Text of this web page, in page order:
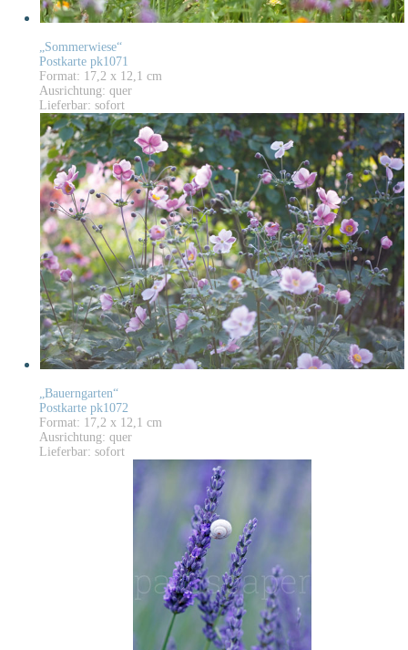
„Sommerwiese“
Postkarte pk1071
Format: 17,2 x 12,1 cm
Ausrichtung: quer
Lieferbar: sofort
„Bauerngarten“
Postkarte pk1072
Format: 17,2 x 12,1 cm
Ausrichtung: quer
Lieferbar: sofort